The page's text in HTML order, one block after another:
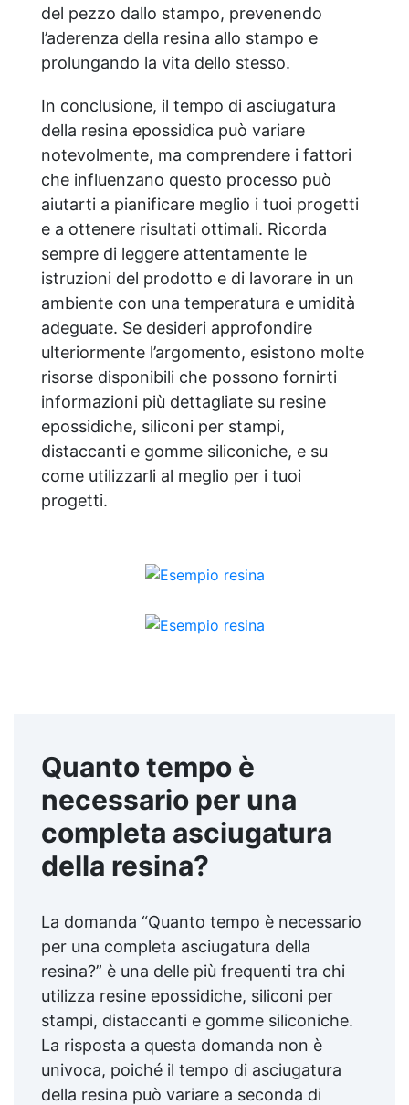
del pezzo dallo stampo, prevenendo
l’aderenza della resina allo stampo e
prolungando la vita dello stesso.
In conclusione, il tempo di asciugatura
della resina epossidica può variare
notevolmente, ma comprendere i fattori
che influenzano questo processo può
aiutarti a pianificare meglio i tuoi progetti
e a ottenere risultati ottimali. Ricorda
sempre di leggere attentamente le
istruzioni del prodotto e di lavorare in un
ambiente con una temperatura e umidità
adeguate. Se desideri approfondire
ulteriormente l’argomento, esistono molte
risorse disponibili che possono fornirti
informazioni più dettagliate su resine
epossidiche, siliconi per stampi,
distaccanti e gomme siliconiche, e su
come utilizzarli al meglio per i tuoi
progetti.
Quanto tempo è
necessario per una
completa asciugatura
della resina?
La domanda “Quanto tempo è necessario
per una completa asciugatura della
resina?” è una delle più frequenti tra chi
utilizza resine epossidiche, siliconi per
stampi, distaccanti e gomme siliconiche.
La risposta a questa domanda non è
univoca, poiché il tempo di asciugatura
della resina può variare a seconda di